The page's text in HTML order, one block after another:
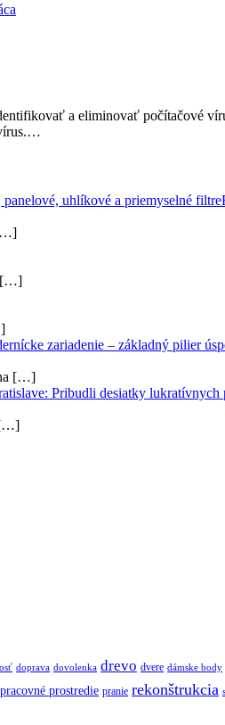
a eliminovať počítačové
[…]
zariadenie – základný pilier
[…]
Pribudli desiatky lukratívnych
doprava dovolenka drevo dvere dámske body
pracovné prostredie pranie rekonštrukcia